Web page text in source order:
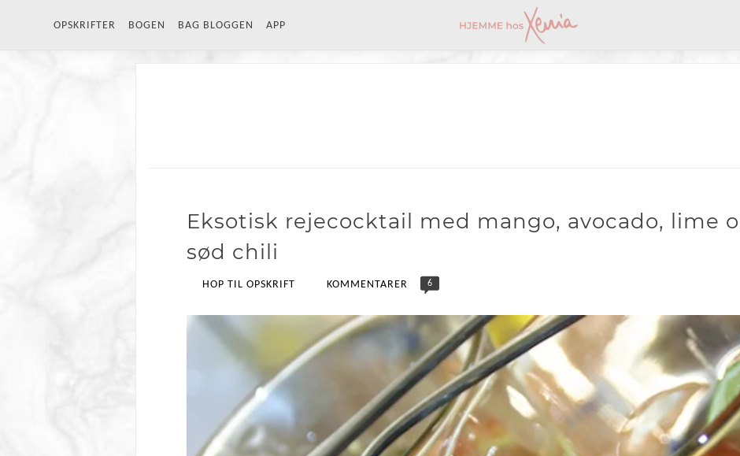
OPSKRIFTER BOGEN BAG BLOGGEN APP
Eksotisk rejecocktail med mango, avocado, lime
sød chili
HOP TIL OPSKRIFT KOMMENTARER 6